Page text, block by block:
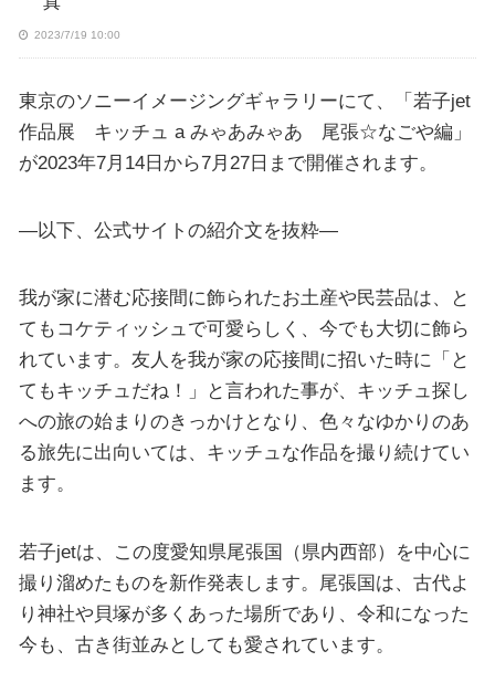
2023/7/19 10:00
東京のソニーイメージングギャラリーにて、「若子jet
作品展 キッチュ a みゃあみゃあ 尾張☆なごや編」
が2023年7月14日から7月27日まで開催されます。
—以下、公式サイトの紹介文を抜粋—
我が家に潜む応接間に飾られたお土産や民芸品は、と
てもコケティッシュで可愛らしく、今でも大切に飾ら
れています。友人を我が家の応接間に招いた時に「と
てもキッチュだね！」と言われた事が、キッチュ探し
への旅の始まりのきっかけとなり、色々なゆかりのあ
る旅先に出向いては、キッチュな作品を撮り続けてい
ます。
若子jetは、この度愛知県尾張国（県内西部）を中心に
撮り溜めたものを新作発表します。尾張国は、古代よ
り神社や貝塚が多くあった場所であり、令和になった
今も、古き街並みとしても愛されています。